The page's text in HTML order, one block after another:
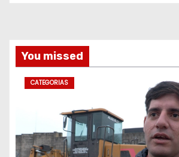
s
You missed
CATEGORIAS